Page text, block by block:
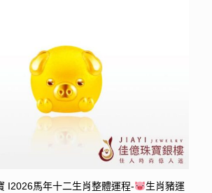
I2026馬年十二生肖整體運程-
生肖豬運